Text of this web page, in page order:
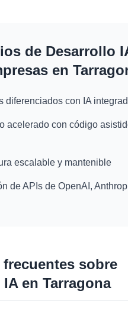
de Desarrollo
en
diferenciados con IA
acelerado con código
escalable y mantenible
de APIs de OpenAI,
sobre
IAen Tarragona